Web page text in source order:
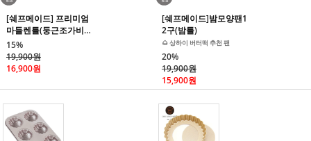
[쉐프메이드] 프리미엄
마들렌틀(둥근조가비
팬/12구)_치요다틀 수
준의 프리미엄 코팅
15%
19,900원
16,900원
[쉐프메이드]밤모양팬1
2구(밤틀)
🌰 상하이 버터떡 추천 팬
20%
19,900원
15,900원